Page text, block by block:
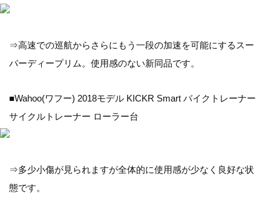
⇒高速での巡航からさらにもう一段の加速を可能にするスー
パーディープリム。使用感のない新同品です。
■Wahoo(ワフー) 2018モデル KICKR Smart バイクトレーナー
サイクルトレーナー ローラー台
⇒多少小傷が見られますが全体的に使用感が少なく良好な状
態です。